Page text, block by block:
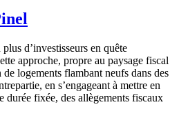
d’investisseurs en quête
approche, propre au paysage fiscal
logements flambant neufs dans des
en s’engageant à mettre en
durée fixée, des allègements fiscaux